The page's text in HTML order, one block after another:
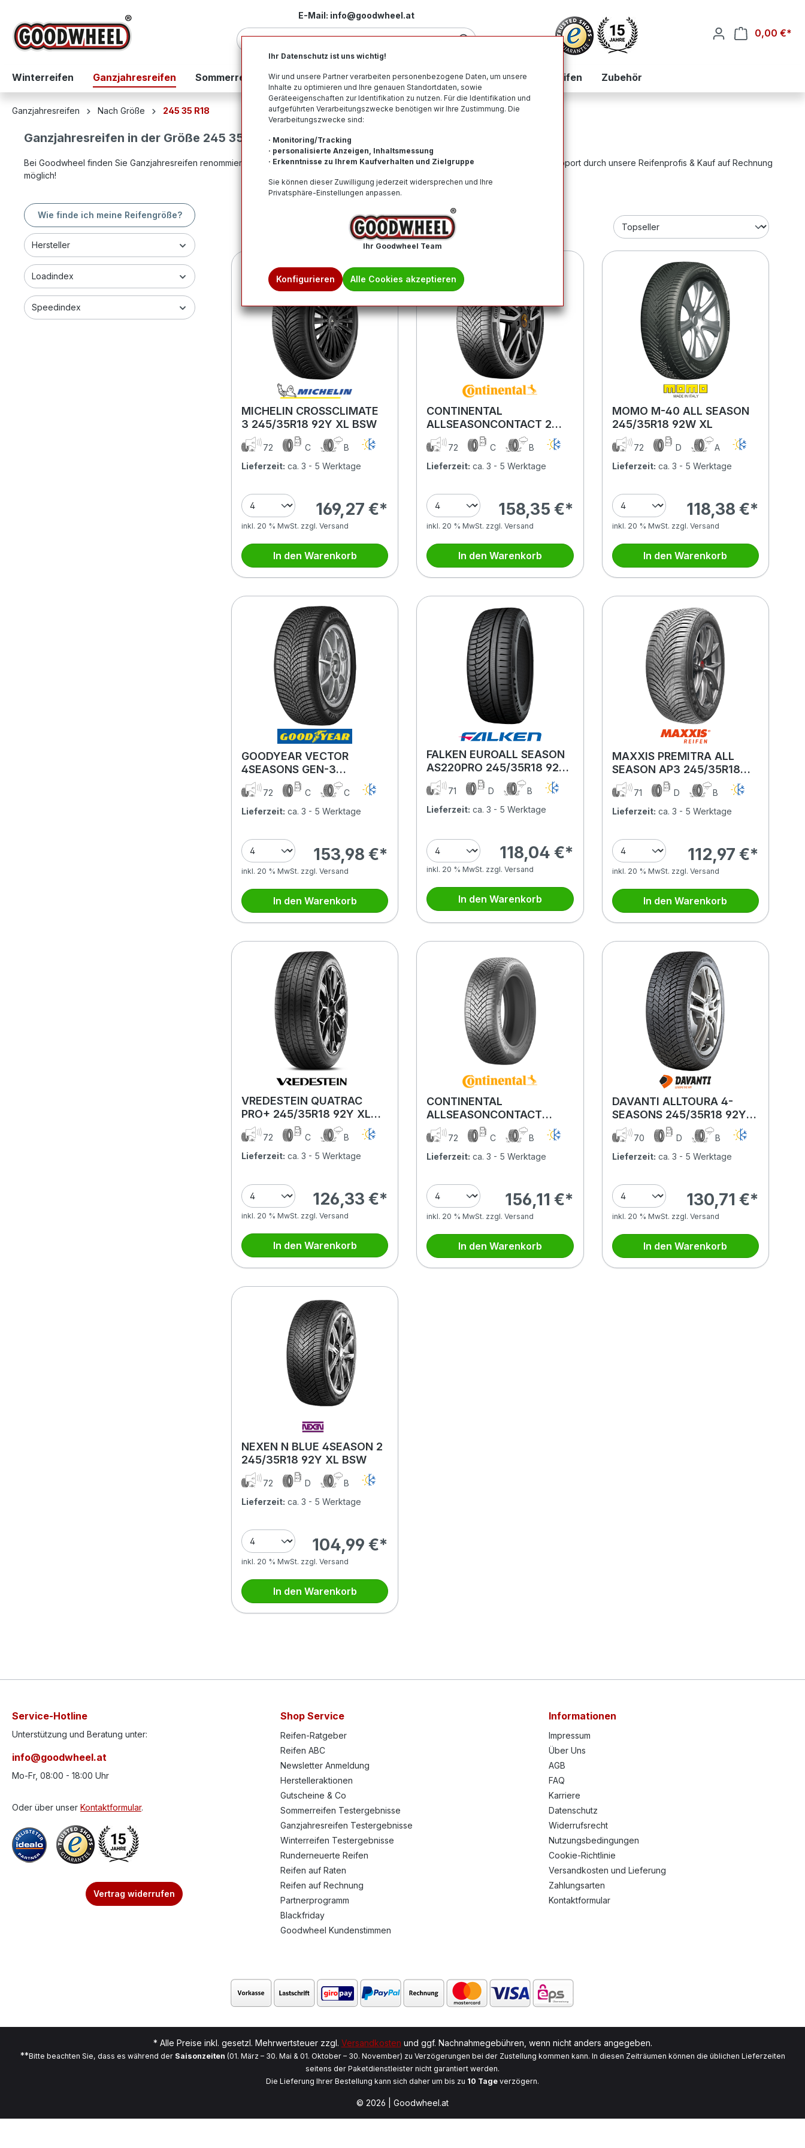
Zur Hauptnavigation springen E-Mail: info@goodwheel.at
0,00 €*
Winterreifen Ganzjahresreifen Sommerreifen Motorradreifen Felgen Offroad-Reifen Spezialreifen Zubehör
Ganzjahresreifen Nach Größe 245 35 R18
Ganzjahresreifen in der Größe 245 35 R18
Bei Goodwheel finden Sie Ganzjahresreifen renommierter Top-Hersteller in der Größe 245 35 R18 . Schneller Versand, Kompetenter Support durch unsere Reifenprofis & Kauf auf Rechnung
möglich!
Wie finde ich meine Reifengröße?
Hersteller
Loadindex
Speedindex
MICHELIN CROSSCLIMATE
3 245/35R18 92Y XL BSW
72 C
B
Lieferzeit: ca. 3 - 5 Werktage
169,27 €*
inkl. 20 % MwSt. zzgl. Versand
In den Warenkorb
CONTINENTAL
ALLSEASONCONTACT 2
(EVc) 245/35R18 92Y (EVc)
XL FR BSW
72 C
B
Lieferzeit: ca. 3 - 5 Werktage
158,35 €*
inkl. 20 % MwSt. zzgl. Versand
In den Warenkorb
MOMO M-40 ALL SEASON
245/35R18 92W XL
72 D
A
Lieferzeit: ca. 3 - 5 Werktage
118,38 €*
inkl. 20 % MwSt. zzgl. Versand
In den Warenkorb
GOODYEAR VECTOR
4SEASONS GEN-3
245/35R18 92Y XL MFS
72 C
C
Lieferzeit: ca. 3 - 5 Werktage
153,98 €*
inkl. 20 % MwSt. zzgl. Versand
In den Warenkorb
FALKEN EUROALL SEASON
AS220PRO 245/35R18 92W
XL MFS NBLK
71 D
B
Lieferzeit: ca. 3 - 5 Werktage
118,04 €*
inkl. 20 % MwSt. zzgl. Versand
In den Warenkorb
MAXXIS PREMITRA ALL
SEASON AP3 245/35R18
92W XL MFS BSW
71 D
B
Lieferzeit: ca. 3 - 5 Werktage
112,97 €*
inkl. 20 % MwSt. zzgl. Versand
In den Warenkorb
VREDESTEIN QUATRAC
PRO+ 245/35R18 92Y XL
FSL BSW
72 C
B
Lieferzeit: ca. 3 - 5 Werktage
126,33 €*
inkl. 20 % MwSt. zzgl. Versand
In den Warenkorb
CONTINENTAL
ALLSEASONCONTACT
(EVc) 245/35R18 92W
(EVc) XL FR
72 C
B
Lieferzeit: ca. 3 - 5 Werktage
156,11 €*
inkl. 20 % MwSt. zzgl. Versand
In den Warenkorb
DAVANTI ALLTOURA 4-
SEASONS 245/35R18 92Y
XL BSW
70 D
B
Lieferzeit: ca. 3 - 5 Werktage
130,71 €*
inkl. 20 % MwSt. zzgl. Versand
In den Warenkorb
NEXEN N BLUE 4SEASON 2
245/35R18 92Y XL BSW
72 D
B
Lieferzeit: ca. 3 - 5 Werktage
104,99 €*
inkl. 20 % MwSt. zzgl. Versand
In den Warenkorb
Service-Hotline
Unterstützung und Beratung unter:
info@goodwheel.at
Mo-Fr, 08:00 - 18:00 Uhr
Oder über unser Kontaktformular.
Vertrag widerrufen
Shop Service
Reifen-Ratgeber
Reifen ABC
Newsletter Anmeldung
Herstelleraktionen
Gutscheine & Co
Sommerreifen Testergebnisse
Ganzjahresreifen Testergebnisse
Winterreifen Testergebnisse
Runderneuerte Reifen
Reifen auf Raten
Reifen auf Rechnung
Partnerprogramm
Blackfriday
Goodwheel Kundenstimmen
Informationen
Impressum
Über Uns
AGB
FAQ
Karriere
Datenschutz
Widerrufsrecht
Nutzungsbedingungen
Cookie-Richtlinie
Versandkosten und Lieferung
Zahlungsarten
Kontaktformular
* Alle Preise inkl. gesetzl. Mehrwertsteuer zzgl. Versandkosten und ggf. Nachnahmegebühren, wenn nicht anders angegeben.
**Bitte beachten Sie, dass es während der Saisonzeiten (01. März – 30. Mai & 01. Oktober – 30. November) zu Verzögerungen bei der Zustellung kommen kann. In diesen Zeiträumen können die üblichen Lieferzeiten
seitens der Paketdienstleister nicht garantiert werden.
Die Lieferung Ihrer Bestellung kann sich daher um bis zu 10 Tage verzögern.
© 2026 | Goodwheel.at
Ihr Datenschutz ist uns wichtig!
Wir und unsere Partner verarbeiten personenbezogene Daten, um unsere
Inhalte zu optimieren und Ihre genauen Standortdaten, sowie
Geräteeigenschaften zur Identifikation zu nutzen. Für die Identifikation und
aufgeführten Verarbeitungszwecke benötigen wir Ihre Zustimmung. Die
Verarbeitungszwecke sind:
· Monitoring/Tracking
· personalisierte Anzeigen, Inhaltsmessung
· Erkenntnisse zu Ihrem Kaufverhalten und Zielgruppe
Sie können dieser Zuwilligung jederzeit widersprechen und Ihre
Privatsphäre-Einstellungen anpassen.
Ihr Goodwheel Team
Konfigurieren Alle Cookies akzeptieren